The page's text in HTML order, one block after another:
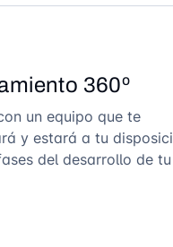
360º
un equipo que te
y estará a tu
del desarrollo de tu